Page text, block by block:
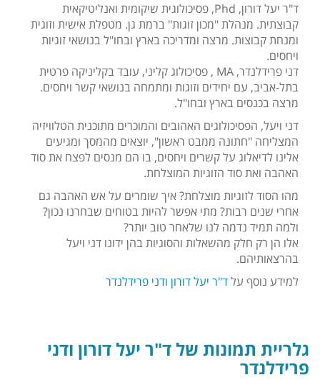
ד"ר יעל דורון, Phd, פסיכולוגית שיקומית ואנליטיקאית
קבוצתית. מנהלת "מכון זוגות" ברמת גן. מטפלת אישית וזוגית
ומנחת קבוצות. מרצה ומדריכה בארץ ובחו"ל בנושאי זוגיות
ויחסים.
דני פרידלנדר, MA , פסיכולוג קליני, עובד בקליניקה פרטית
בתל-אביב, עם יחידים וזוגות ומתמחה בנושאי קשר ויחסים.
מרצה בכנסים בארץ ובחו"ל.
דני ויעל, הפסיכולוגים האהובים והמוכרים מתוכנית הטלוויזיה
המצליחה "חתונה ממבט ראשון", יוצאים מהמסך ומגיעים
אלינו לדיאלוג על קשרים ויחסים, בו הם מנסים לפצח את סוד
האהבה ואת סוד הזוגיות המוצלחת.
מהו הסוד לזוגיות מוצלחת? איך שומרים על אש האהבה גם
אחרי שנים רבות? מתי אפשר להיות בטוחים שבחרנו נכון?
ולמה תמיד נדמה לנו שלאחר טוב יותר?
אלו הן רק חלק מהשאלות והסוגיות בהן ידונו דני ויעל
בהרצאותיהם.
למידע נוסף עלד"ר יעל דורון ודני פרידלנדר
גלריית תמונות של ד"ר יעל דורון ודני
פרידלנדר